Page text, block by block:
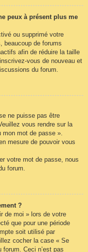
peux à présent plus me
ou supprimé votre
beaucoup de forums
afin de réduire la taille
vous de nouveau et
du forum.
ne puisse pas être
vous rendre sur la
mon mot de passe ».
mesure de pouvoir vous
votre mot de passe, nous
forum.
?
de moi » lors de votre
que pour une période
soit utilisé par
cocher la case « Se
Ceci n’est pas